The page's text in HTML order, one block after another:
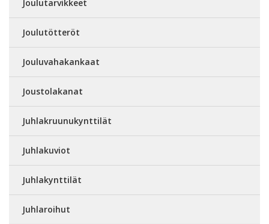
Joulutarvikkeet
Joulutötteröt
Jouluvahakankaat
Joustolakanat
Juhlakruunukynttilät
Juhlakuviot
Juhlakynttilät
Juhlaroihut